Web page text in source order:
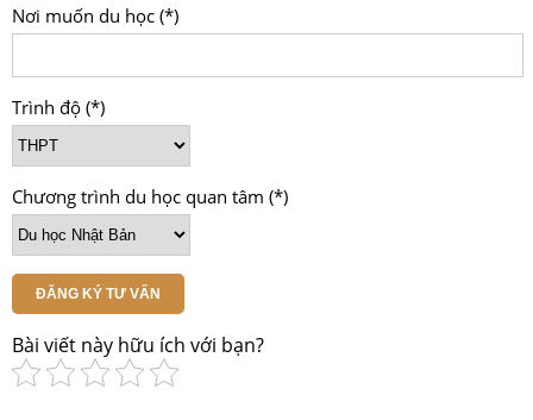
Nơi muốn du học (*)
Trình độ (*)
Chương trình du học quan tâm (*)
ĐĂNG KÝ TƯ VẤN
Bài viết này hữu ích với bạn?